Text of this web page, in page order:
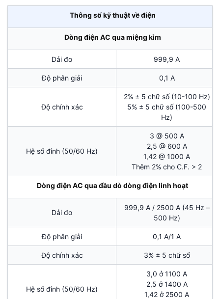
Thông số kỹ thuật về điện
Dòng điện AC qua miệng kìm
Dải đo 999,9 A
Độ phân giải 0,1 A
Độ chính xác
2% ± 5 chữ số (10-100 Hz)
5% ± 5 chữ số (100-500
Hz)
Hệ số đỉnh (50/60 Hz)
3 @ 500 A
2,5 @ 600 A
1,42 @ 1000 A
Thêm 2% cho C.F. > 2
Dòng điện AC qua đầu dò dòng điện linh hoạt
Dải đo
999,9 A / 2500 A (45 Hz –
500 Hz)
Độ phân giải 0,1 A/1 A
Độ chính xác 3% ± 5 chữ số
Hệ số đỉnh (50/60 Hz)
3,0 ở 1100 A
2,5 ở 1400 A
1,42 ở 2500 A